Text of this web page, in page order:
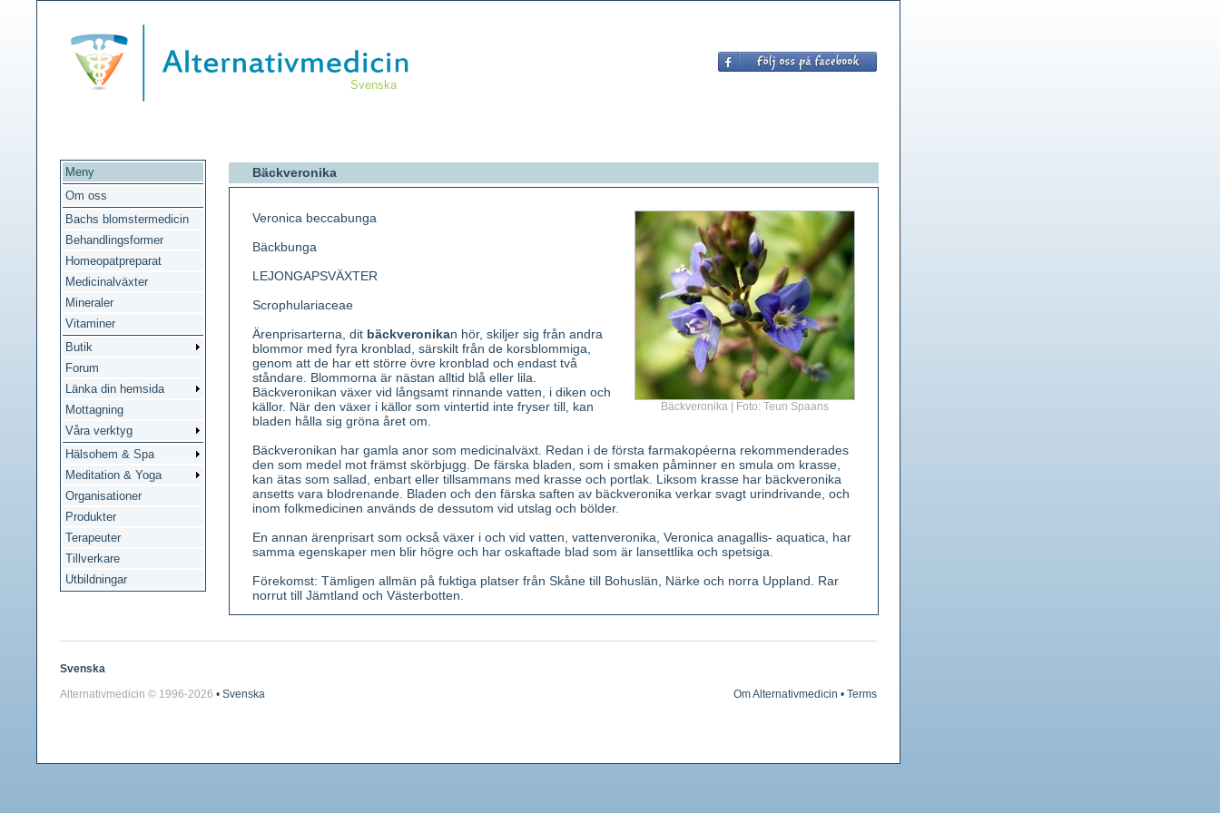
Svenska
Meny
Om oss
Bachs blomstermedicin
Behandlingsformer
Homeopatpreparat
Medicinalväxter
Mineraler
Vitaminer
Butik
Forum
Länka din hemsida
Mottagning
Våra verktyg
Hälsohem & Spa
Meditation & Yoga
Organisationer
Produkter
Terapeuter
Tillverkare
Utbildningar
Bäckveronika
Bäckveronika | Foto: Teun Spaans
Veronica beccabunga
Bäckbunga
LEJONGAPSVÄXTER
Scrophulariaceae
Ärenprisarterna, dit bäckveronikan hör, skiljer sig från andra
blommor med fyra kronblad, särskilt från de korsblommiga,
genom att de har ett större övre kronblad och endast två
ståndare. Blommorna är nästan alltid blå eller lila.
Bäckveronikan växer vid långsamt rinnande vatten, i diken och
källor. När den växer i källor som vintertid inte fryser till, kan
bladen hålla sig gröna året om.
Bäckveronikan har gamla anor som medicinalväxt. Redan i de första farmakopéerna rekommenderades
den som medel mot främst skörbjugg. De färska bladen, som i smaken påminner en smula om krasse,
kan ätas som sallad, enbart eller tillsammans med krasse och portlak. Liksom krasse har bäckveronika
ansetts vara blodrenande. Bladen och den färska saften av bäckveronika verkar svagt urindrivande, och
inom folkmedicinen används de dessutom vid utslag och bölder.
En annan ärenprisart som också växer i och vid vatten, vattenveronika, Veronica anagallis- aquatica, har
samma egenskaper men blir högre och har oskaftade blad som är lansettlika och spetsiga.
Förekomst: Tämligen allmän på fuktiga platser från Skåne till Bohuslän, Närke och norra Uppland. Rar
norrut till Jämtland och Västerbotten.
Blad motsatta med korta skaft, kala och köttiga; äggrunda till brett elliptiska, svagt sågade. Blommor
Svenska
Alternativmedicin © 1996-2026 • Svenska Om Alternativmedicin • Terms